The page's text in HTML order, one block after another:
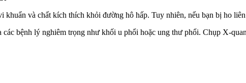
khuẩn và chất kíc‌h thí‌ch khỏi đường hô hấp. Tuy nhiên, nếu bạn bị ho
các bệnh lý nghiêm trọng như khối u phổi hoặc ung thư phổi. Chụp X-